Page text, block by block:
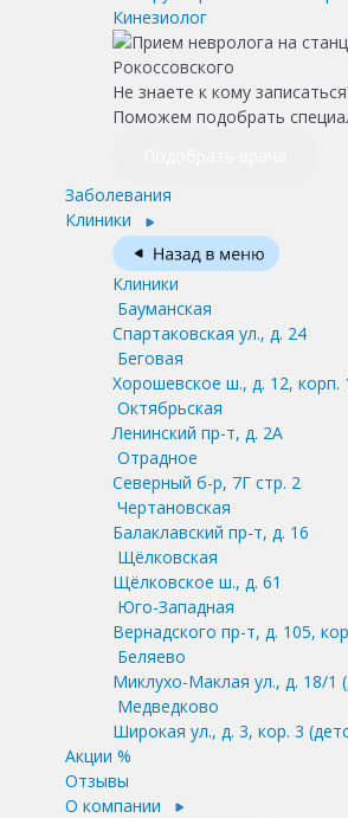
Кинезиолог
Не знаете к кому
Поможем подобрать
Заболевания
Клиники
Клиники
Бауманская
Спартаковская ул., д. 24
Беговая
Хорошевское ш., д. 12, корп.
Октябрьская
Ленинский пр-т, д. 2А
Отрадное
Северный б-р, 7Г стр. 2
Чертановская
Балаклавский пр-т, д. 16
Щёлковская
Щёлковское ш., д. 61
Юго-Западная
Вернадского пр-т, д. 105,
Беляево
Миклухо-Маклая ул., д. 18/1
Медведково
Широкая ул., д. 3, кор. 3
Акции %
Отзывы
О компании